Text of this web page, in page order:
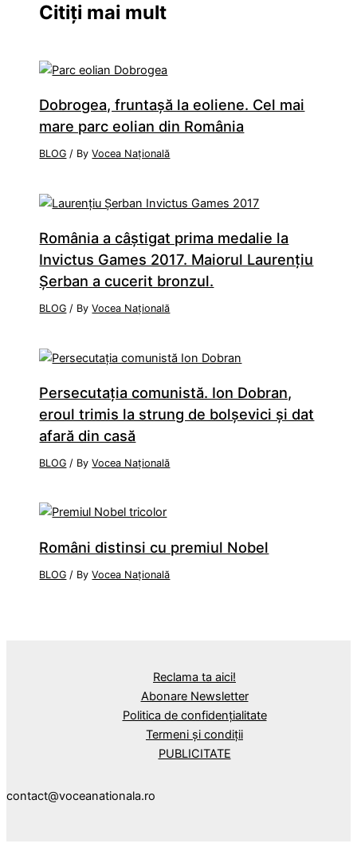
Citiți mai mult
Dobrogea, fruntaşă la eoliene. Cel mai
mare parc eolian din România
BLOG / ByVocea Națională
România a câştigat prima medalie la
Invictus Games 2017. Maiorul Laurenţiu
Şerban a cucerit bronzul.
BLOG / ByVocea Națională
Persecutaţia comunistă. Ion Dobran,
eroul trimis la strung de bolşevici şi dat
afară din casă
BLOG / ByVocea Națională
Români distinsi cu premiul Nobel
BLOG / ByVocea Națională
Reclama ta aici!
Abonare Newsletter
Politica de confidențialitate
Termeni și condiții
PUBLICITATE
contact@voceanationala.ro